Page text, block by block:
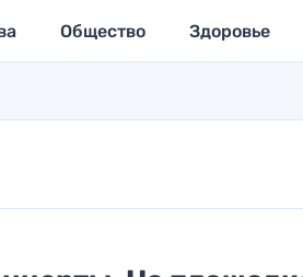
Общество Здоровье